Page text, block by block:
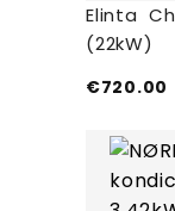
Elinta
(22kW)
€720.00